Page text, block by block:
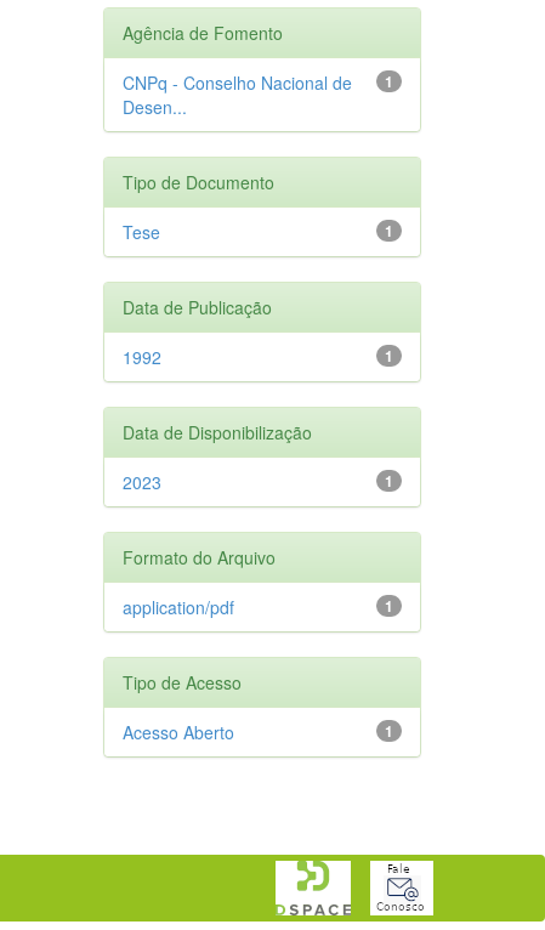
Agência de Fomento
1
CNPq - Conselho Nacional de
Desen...
Tipo de Documento
1
Tese
Data de Publicação
1
1992
Data de Disponibilização
1
2023
Formato do Arquivo
1
application/pdf
Tipo de Acesso
1
Acesso Aberto